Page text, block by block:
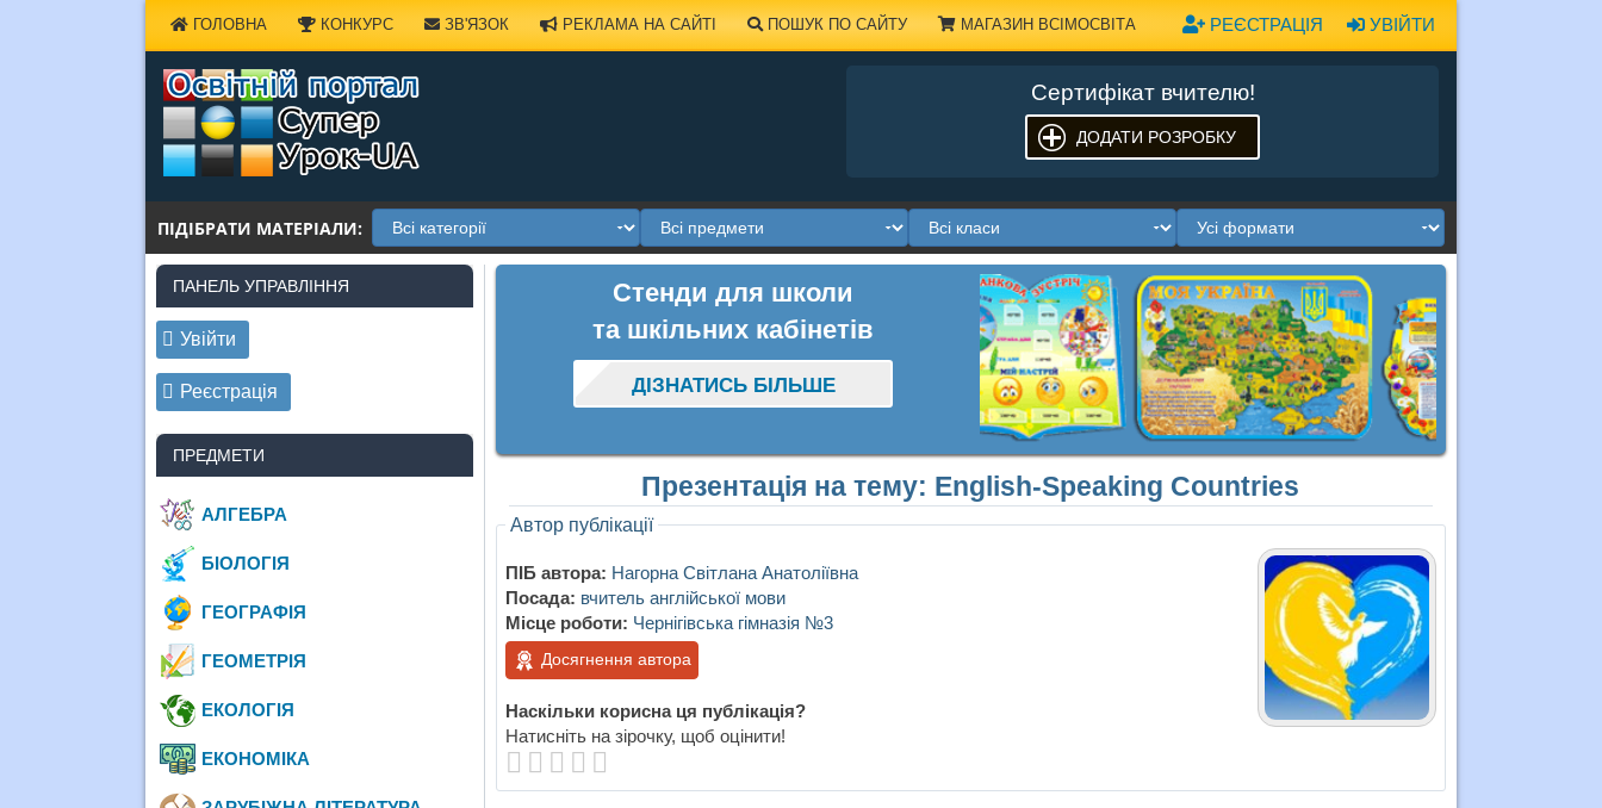
УВІЙТИ
РЕЄСТРАЦІЯ
ГОЛОВНА КОНКУРС ЗВ'ЯЗОК РЕКЛАМА НА САЙТІ ПОШУК ПО САЙТУ МАГАЗИН ВСІМОСВІТА
Сертифікат вчителю!
ДОДАТИ РОЗРОБКУ
ПІДІБРАТИ МАТЕРІАЛИ:
Стенди для школи
та шкільних кабінетів
ДІЗНАТИСЬ БІЛЬШЕ
Презентація на тему: English-Speaking Countries
Автор публікації
ПІБ автора: Нагорна Світлана Анатоліївна
Посада: вчитель англійської мови
Місце роботи: Чернігівська гімназія №3
Досягнення автора
Наскільки корисна ця публікація?
Натисніть на зірочку, щоб оцінити!
ПАНЕЛЬ УПРАВЛІННЯ
Увійти
Реєстрація
ПРЕДМЕТИ
АЛГЕБРА
БІОЛОГІЯ
ГЕОГРАФІЯ
ГЕОМЕТРІЯ
ЕКОЛОГІЯ
ЕКОНОМІКА